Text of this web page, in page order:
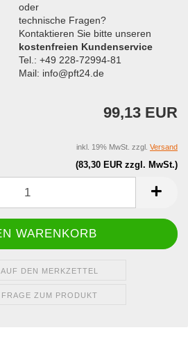
oder
technische Fragen?
Kontaktieren Sie bitte unseren
kostenfreien Kundenservice
Tel.: +49 228-72994-81
Mail: info@pft24.de
99,13 EUR
(83,30 EUR zzgl. MwSt.)
inkl. 19% MwSt. zzgl. Versand
AUF DEN MERKZETTEL
FRAGE ZUM PRODUKT